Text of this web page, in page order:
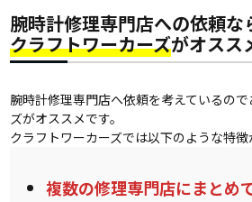
腕時計修理専門店への依頼な
クラフトワーカーズがオスス
腕時計修理専門店へ依頼を考えているの
ズがオススメです。
クラフトワーカーズでは以下のような特徴
複数の修理専門店にまとめ